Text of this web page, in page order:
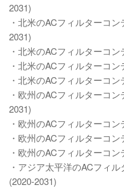
2031)
・北米のACフィルターコ
2031)
・北米のACフィルターコ
・北米のACフィルターコ
・北米のACフィルターコ
・欧州のACフィルターコ
2031)
・欧州のACフィルターコ
・欧州のACフィルターコ
・欧州のACフィルターコ
・アジア太平洋のACフィ
(2020-2031)